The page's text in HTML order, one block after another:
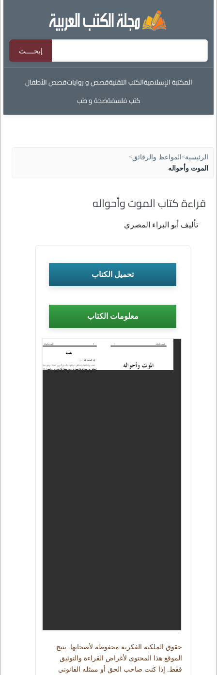
المكتبة الإسلاميةالكتب التقنيةقصص و رواياتقصص الأطفال
كتب فلسفةصحة و طب
الرئيسية> المواعظ والرقائق>
الموت وأحواله
قراءة كتاب الموت وأحواله
تأليف أبو البراء المصري
تحميل الكتاب
معلومات الكتاب
حقوق الملكية الفكرية محفوظة لأصحابها. يتيح
الموقع هذا المحتوى لأغراض القراءة والتوثيق
فقط. إذا كنت صاحب الحق أو ممثله القانوني